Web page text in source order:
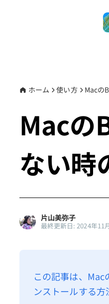
ホーム 使い方 Macの
Macの
ない時
片山美弥子
最終更新日: 2024年11
この記事は、
ンストールする方